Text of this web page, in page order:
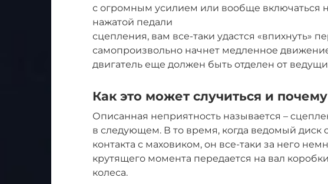
с огромным усилием или вообще включаться
нажатой педали
сцепления, вам все-таки удастся «впихнуть»
самопроизвольно начнет медленное
двигатель еще должен быть отделен от
Как это может случиться и
Описанная неприятность называется –
в следующем. В то время, когда ведомый диск
контакта с маховиком, он все-таки за него
крутящего момента передается на вал
колеса.